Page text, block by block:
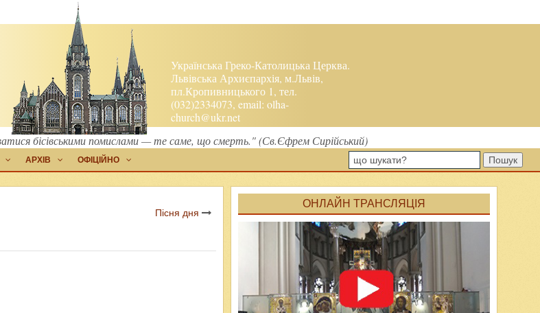
Українська Греко-Католицька Церква.
Львівська Архиєпархія, м.Львів,
пл.Кропивницького 1, тел.
(032)2334073, email:olha-
church@ukr.net
бісівськими помислами — те саме, що смерть." (Св.Єфрем Сирійський)
АРХІВ ОФІЦІЙНО Пошук
Пісня дня
ОНЛАЙН ТРАНСЛЯЦІЯ